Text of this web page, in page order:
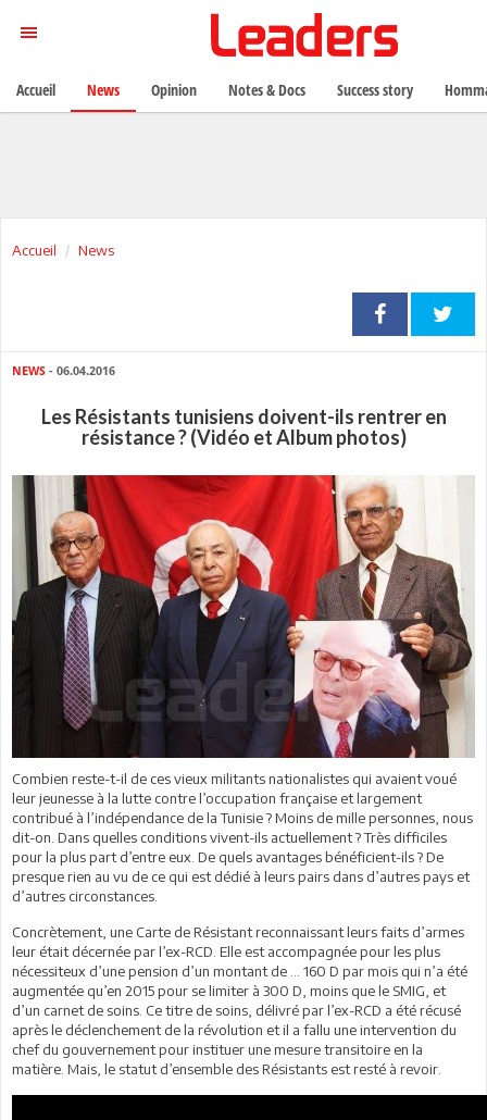
Accueil News
NEWS - 06.04.2016
Les Résistants tunisiens doivent-ils rentrer en
résistance ? (Vidéo et Album photos)
Combien reste-t-il de ces vieux militants nationalistes qui avaient voué
leur jeunesse à la lutte contre l’occupation française et largement
contribué à l’indépendance de la Tunisie ? Moins de mille personnes, nous
dit-on. Dans quelles conditions vivent-ils actuellement ? Très difficiles
pour la plus part d’entre eux. De quels avantages bénéficient-ils ? De
presque rien au vu de ce qui est dédié à leurs pairs dans d’autres pays et
d’autres circonstances.
Concrètement, une Carte de Résistant reconnaissant leurs faits d’armes
leur était décernée par l’ex-RCD. Elle est accompagnée pour les plus
nécessiteux d’une pension d’un montant de ... 160 D par mois qui n’a été
augmentée qu’en 2015 pour se limiter à 300 D, moins que le SMIG, et
d’un carnet de soins. Ce titre de soins, délivré par l’ex-RCD a été récusé
après le déclenchement de la révolution et il a fallu une intervention du
chef du gouvernement pour instituer une mesure transitoire en la
matière. Mais, le statut d’ensemble des Résistants est resté à revoir.
Accueil News Opinion Notes & Docs Success story